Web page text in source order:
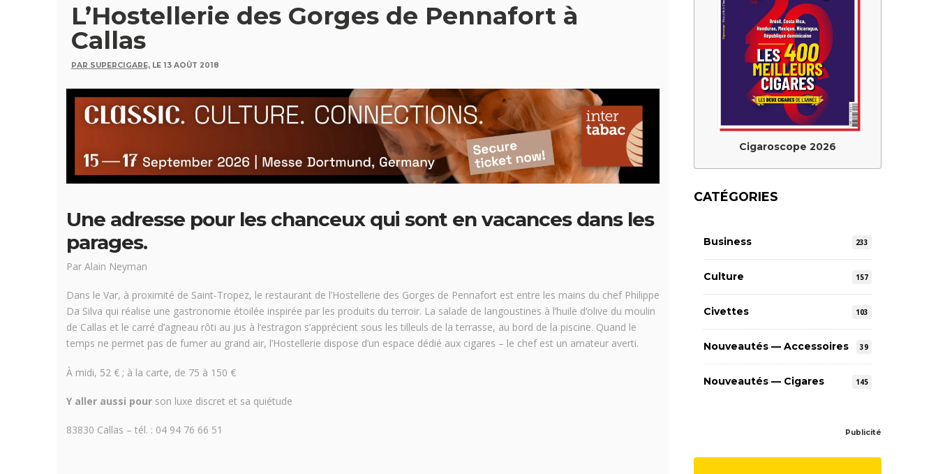
L’Hostellerie des Gorges de Pennafort à
Callas
PAR SUPERCIGARE, LE 13 AOÛT 2018
Une adresse pour les chanceux qui sont en vacances dans les
parages.
Par Alain Neyman
Dans le Var, à proximité de Saint-Tropez, le restaurant de l’Hostellerie des Gorges de Pennafort est entre les mains du chef Philippe
Da Silva qui réalise une gastronomie étoilée inspirée par les produits du terroir. La salade de langoustines à l’huile d’olive du moulin
de Callas et le carré d’agneau rôti au jus à l’estragon s’apprécient sous les tilleuls de la terrasse, au bord de la piscine. Quand le
temps ne permet pas de fumer au grand air, l’Hostellerie dispose d’un espace dédié aux cigares – le chef est un amateur averti.
À midi, 52 € ; à la carte, de 75 à 150 €
Y aller aussi pourson luxe discret et sa quiétude
83830 Callas – tél. : 04 94 76 66 51
Cigaroscope 2026
CATÉGORIES
Business 233
Culture 157
Civettes 103
Nouveautés — Accessoires 39
Nouveautés — Cigares 145
Publicité